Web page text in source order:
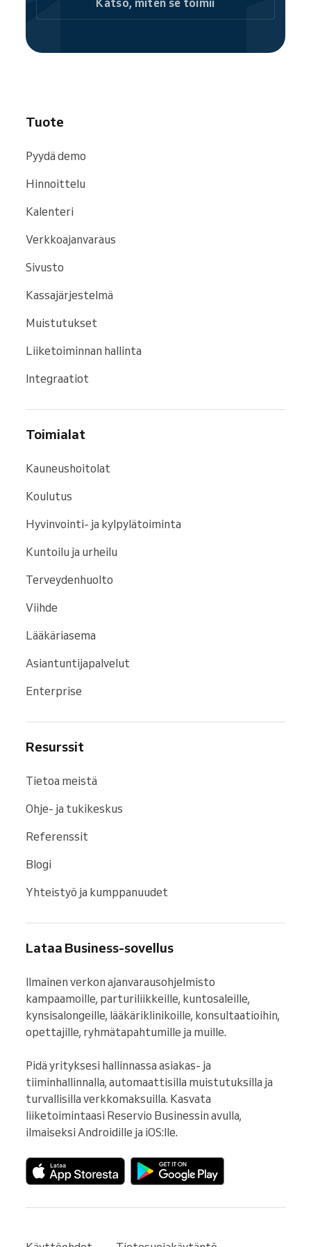
Tuote
Pyydä demo
Hinnoittelu
Kalenteri
Verkkoajanvaraus
Sivusto
Kassajärjestelmä
Muistutukset
Liiketoiminnan hallinta
Integraatiot
Toimialat
Kauneushoitolat
Koulutus
Hyvinvointi- ja kylpylätoiminta
Kuntoilu ja urheilu
Terveydenhuolto
Viihde
Lääkäriasema
Asiantuntijapalvelut
Enterprise
Resurssit
Tietoa meistä
Ohje- ja tukikeskus
Referenssit
Blogi
Yhteistyö ja kumppanuudet
Lataa Business-sovellus
Ilmainen verkon ajanvarausohjelmisto
kampaamoille, parturiliikkeille, kuntosaleille,
kynsisalongeille, lääkäriklinikoille, konsultaatioihin,
opettajille, ryhmätapahtumille ja muille.
Pidä yrityksesi hallinnassa asiakas- ja
tiiminhallinnalla, automaattisilla muistutuksilla ja
turvallisilla verkkomaksuilla. Kasvata
liiketoimintaasi Reservio Businessin avulla,
ilmaiseksi Androidille ja iOS:lle.